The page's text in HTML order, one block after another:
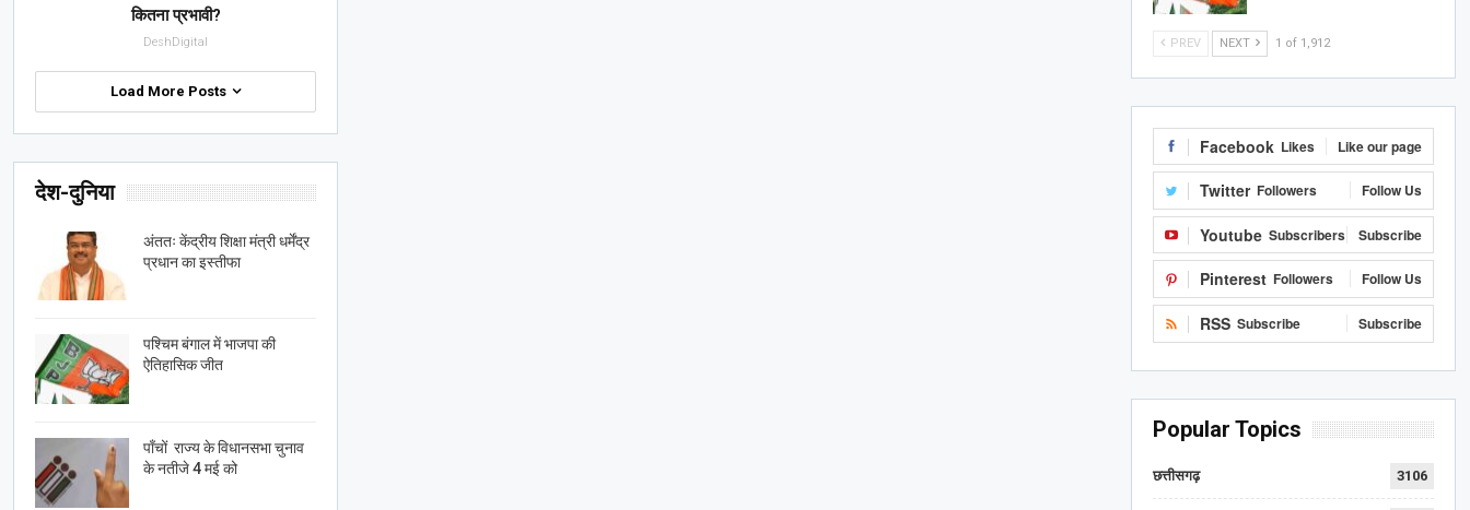
PREV NEXT 1 of 1,912
Facebook Likes Like our page
Twitter Followers Follow Us
Youtube Subscribers Subscribe
Pinterest Followers Follow Us
RSS Subscribe Subscribe
Popular Topics
छत्तीसगढ़ 3106
कितना प्रभावी?
DeshDigital
Load More Posts
देश-दुनिया
अंततः केंद्रीय शिक्षा मंत्री धर्मेंद्र
प्रधान का इस्तीफा
पश्चिम बंगाल में भाजपा की
ऐतिहासिक जीत
पाँचों राज्य के विधानसभा चुनाव
के नतीजे 4 मई को